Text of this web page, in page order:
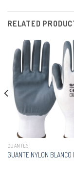
RELATED
GUANTES
GUANTE NYLON BLANCO